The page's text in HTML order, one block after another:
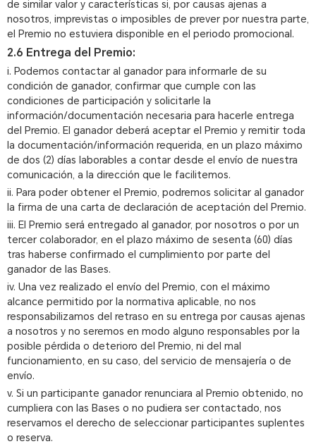
de similar valor y características si, por causas ajenas a
nosotros, imprevistas o imposibles de prever por nuestra parte,
el Premio no estuviera disponible en el periodo promocional.
2.6 Entrega del Premio:
i. Podemos contactar al ganador para informarle de su
condición de ganador, confirmar que cumple con las
condiciones de participación y solicitarle la
información/documentación necesaria para hacerle entrega
del Premio. El ganador deberá aceptar el Premio y remitir toda
la documentación/información requerida, en un plazo máximo
de dos (2) días laborables a contar desde el envío de nuestra
comunicación, a la dirección que le facilitemos.
ii. Para poder obtener el Premio, podremos solicitar al ganador
la firma de una carta de declaración de aceptación del Premio.
iii. El Premio será entregado al ganador, por nosotros o por un
tercer colaborador, en el plazo máximo de sesenta (60) días
tras haberse confirmado el cumplimiento por parte del
ganador de las Bases.
iv. Una vez realizado el envío del Premio, con el máximo
alcance permitido por la normativa aplicable, no nos
responsabilizamos del retraso en su entrega por causas ajenas
a nosotros y no seremos en modo alguno responsables por la
posible pérdida o deterioro del Premio, ni del mal
funcionamiento, en su caso, del servicio de mensajería o de
envío.
v. Si un participante ganador renunciara al Premio obtenido, no
cumpliera con las Bases o no pudiera ser contactado, nos
reservamos el derecho de seleccionar participantes suplentes
o reserva.